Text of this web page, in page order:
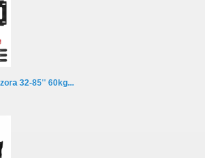
32-85'' 60kg...